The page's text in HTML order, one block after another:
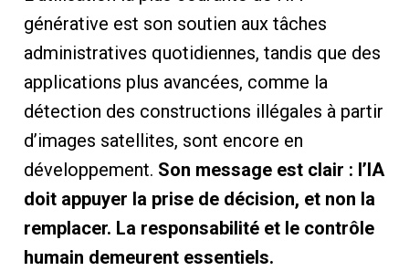
générative est son soutien aux tâches
administratives quotidiennes, tandis que des
applications plus avancées, comme la
détection des constructions illégales à partir
d’images satellites, sont encore en
développement. Son message est clair : l’IA
doit appuyer la prise de décision, et non la
remplacer. La responsabilité et le contrôle
humain demeurent essentiels.